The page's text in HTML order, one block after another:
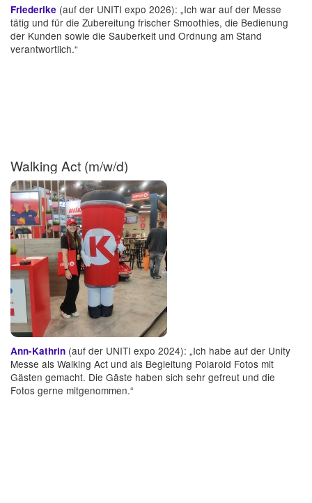
Friederike (auf der UNITI expo 2026): „Ich war auf der Messe
tätig und für die Zubereitung frischer Smoothies, die Bedienung
der Kunden sowie die Sauberkeit und Ordnung am Stand
verantwortlich.“
Walking Act (m/w/d)
Ann-Kathrin (auf der UNITI expo 2024): „Ich habe auf der Unity
Messe als Walking Act und als Begleitung Polaroid Fotos mit
Gästen gemacht. Die Gäste haben sich sehr gefreut und die
Fotos gerne mitgenommen.“